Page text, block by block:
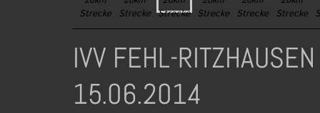
IVV FEHL-
15.06.2014